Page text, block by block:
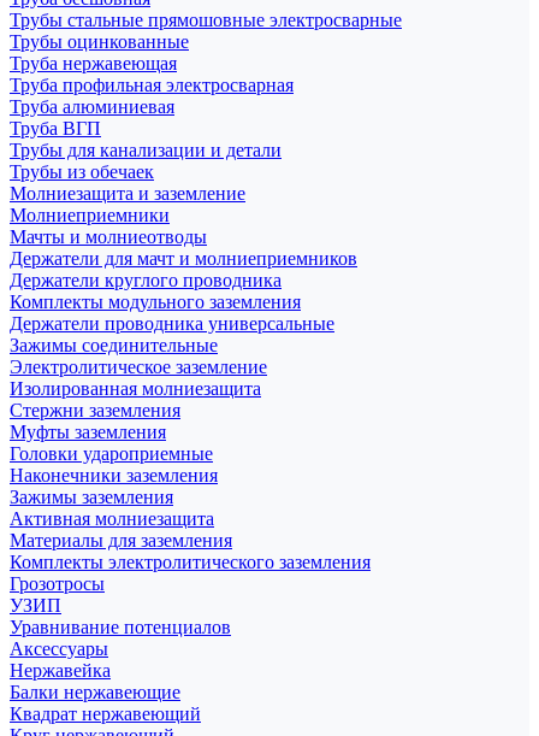
Трубы стальные прямошовные электросварные
Трубы оцинкованные
Труба нержавеющая
Труба профильная электросварная
Труба алюминиевая
Труба ВГП
Трубы для канализации и детали
Трубы из обечаек
Молниезащита и заземление
Молниеприемники
Мачты и молниеотводы
Держатели для мачт и молниеприемников
Держатели круглого проводника
Комплекты модульного заземления
Держатели проводника универсальные
Зажимы соединительные
Электролитическое заземление
Изолированная молниезащита
Стержни заземления
Муфты заземления
Головки удароприемные
Наконечники заземления
Зажимы заземления
Активная молниезащита
Материалы для заземления
Комплекты электролитического заземления
Грозотросы
УЗИП
Уравнивание потенциалов
Аксессуары
Нержавейка
Балки нержавеющие
Квадрат нержавеющий